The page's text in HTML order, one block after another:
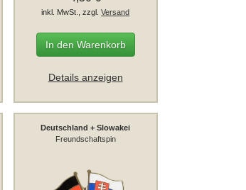
inkl. MwSt., zzgl.Versand
In den Warenkorb
Details anzeigen
Deutschland + Slowakei
Freundschaftspin